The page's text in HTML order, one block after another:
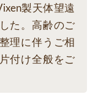
製天体望遠
た。高齢のご
理に伴うご相
付け全般をご